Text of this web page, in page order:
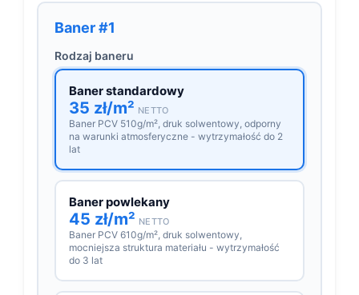
Baner #1
Rodzaj baneru
Baner standardowy
35 zł/m² NETTO
Baner PCV 510g/m², druk solwentowy, odporny
na warunki atmosferyczne - wytrzymałość do 2
lat
Baner powlekany
45 zł/m² NETTO
Baner PCV 610g/m², druk solwentowy,
mocniejsza struktura materiału - wytrzymałość
do 3 lat